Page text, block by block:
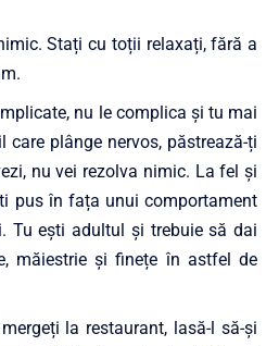
Stați cu toții relaxați, fără a
nu le complica și tu mai
plânge nervos, păstrează-ți
nu vei rezolva nimic. La fel și
pus în fața unui comportament
Tu ești adultul și trebuie să dai
măiestrie și finețe în astfel de
la restaurant, lasă-l să-și